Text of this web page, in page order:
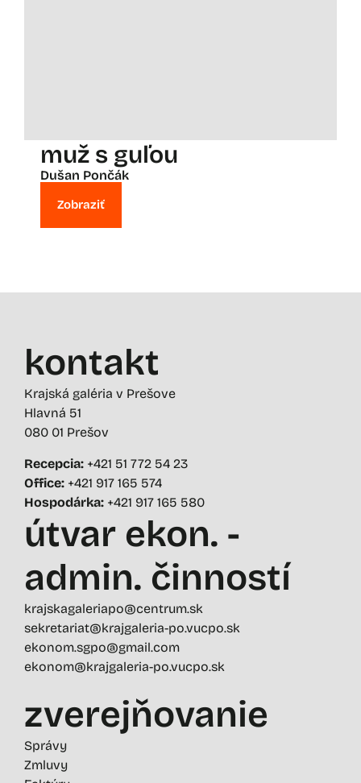
muž s guľou
Dušan Pončák
Zobraziť
kontakt
Krajská galéria v Prešove
Hlavná 51
080 01 Prešov
Recepcia: +421 51 772 54 23
Office: +421 917 165 574
Hospodárka: +421 917 165 580
útvar ekon. -
admin. činností
krajskagaleriapo@centrum.sk
sekretariat@krajgaleria-po.vucpo.sk
ekonom.sgpo@gmail.com
ekonom@krajgaleria-po.vucpo.sk
zverejňovanie
Správy
Zmluvy